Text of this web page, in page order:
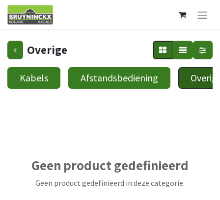
Overige
Kabels Afstandsbediening
Geen product gedefinieerd
Geen product gedefinieerd in deze categorie.